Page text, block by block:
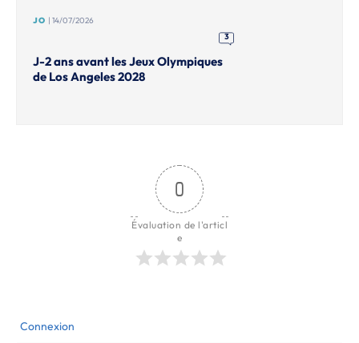
JO | 14/07/2026
3
J-2 ans avant les Jeux Olympiques
de Los Angeles 2028
0
Évaluation de l'articl
e
Connexion